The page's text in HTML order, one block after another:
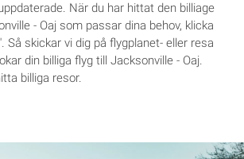
När du har hittat den billiage
- Oaj som passar dina behov, klicka
Så skickar vi dig på flygplanet- eller resa
din billiga flyg till Jacksonville - Oaj.
billiga resor.